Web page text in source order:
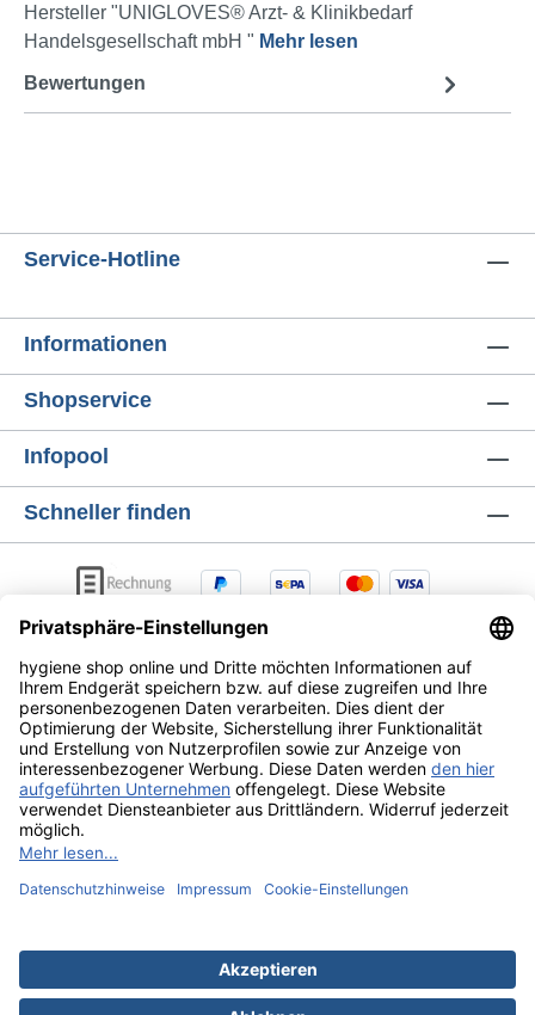
Hersteller "UNIGLOVES® Arzt- & Klinikbedarf
Handelsgesellschaft mbH " Mehr lesen
Bewertungen
Service-Hotline
Informationen
Shopservice
Infopool
Schneller finden
AGB Lieferung & Versandkosten
Zahlungsarten
Versandkostenund ggf. Nachnahmegebühren, wenn nicht
anders angegeben.